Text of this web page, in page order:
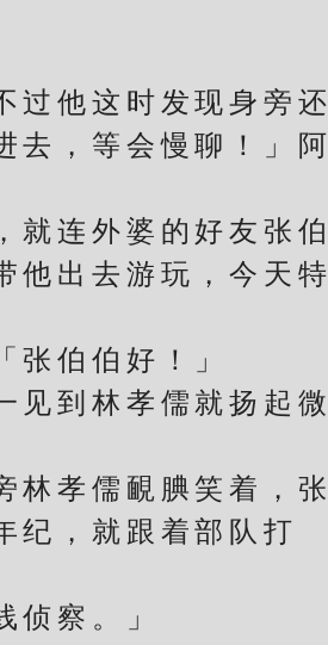
他这时发现身旁还
去，等会慢聊！」阿
连外婆的好友张伯
他出去游玩，今天特
伯伯好！」
到林孝儒就扬起微
孝儒靦腆笑着，张
纪，就跟着部队打
察。」